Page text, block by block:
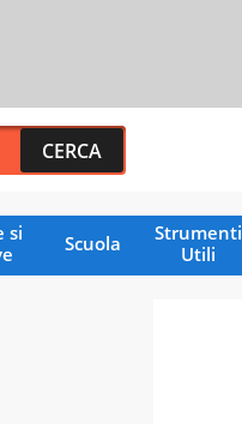
si
Scuola
Strumenti
Utili